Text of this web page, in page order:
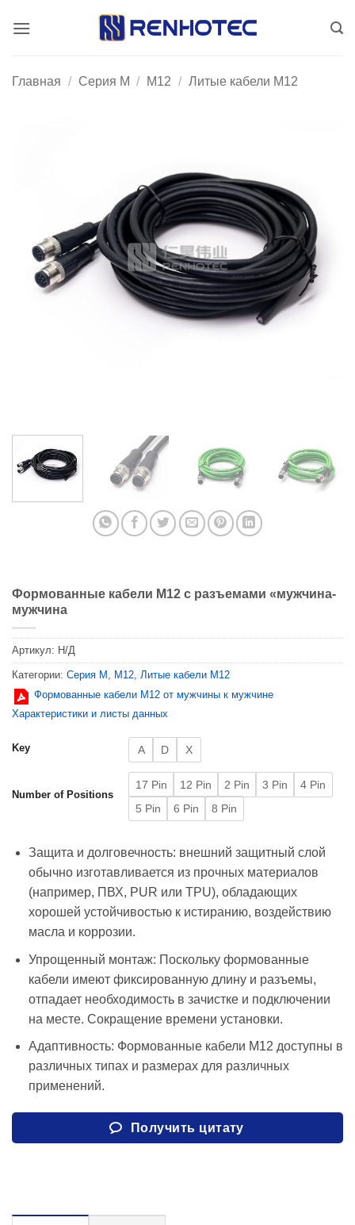
Главная / Серия М / M12 / Литые кабели M12
Формованные кабели M12 с разъемами «мужчина-
мужчина
Артикул: Н/Д
Категории: Серия М , M12, Литые кабели M12
Формованные кабели M12 от мужчины к мужчине
Характеристики и листы данных
Key A D X
Number of Positions
17 Pin 12 Pin 2 Pin 3 Pin
4 Pin
5 Pin
6 Pin 8 Pin
Защита и долговечность: внешний защитный слой
обычно изготавливается из прочных материалов
(например, ПВХ, PUR или TPU), обладающих
хорошей устойчивостью к истиранию, воздействию
масла и коррозии.
Упрощенный монтаж: Поскольку формованные
кабели имеют фиксированную длину и разъемы,
отпадает необходимость в зачистке и подключении
на месте. Сокращение времени установки.
Адаптивность: Формованные кабели M12 доступны в
различных типах и размерах для различных
применений.
Получить цитату